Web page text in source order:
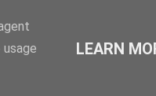
LEARN